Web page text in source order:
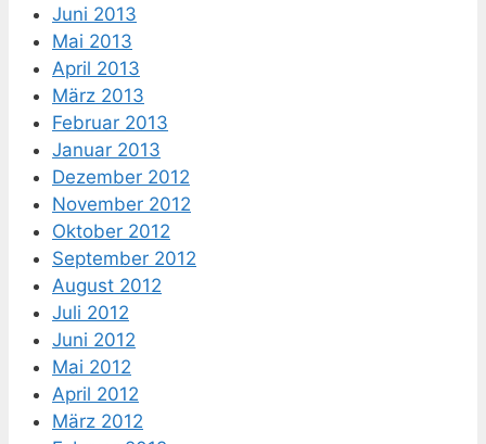
Juni 2013
Mai 2013
April 2013
März 2013
Februar 2013
Januar 2013
Dezember 2012
November 2012
Oktober 2012
September 2012
August 2012
Juli 2012
Juni 2012
Mai 2012
April 2012
März 2012